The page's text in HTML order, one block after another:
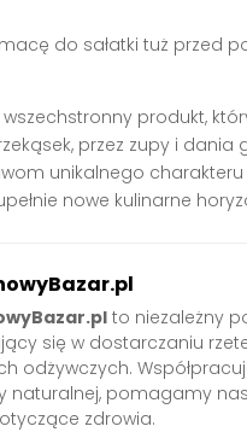
do sałatki tuż przed
produkt,
przez zupy i dania
unikalnego charakteru
nowe kulinarne
to niezależny
się w dostarczaniu
odżywczych.
naturalnej, pomagamy
zdrowia.